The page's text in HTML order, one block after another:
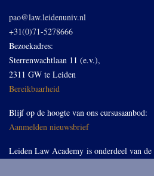
pao@law.leidenuniv.nl
+31(0)71-5278666
Bezoekadres:
Sterrenwachtlaan 11 (e.v.),
2311 GW te Leiden
Bereikbaarheid
Blijf op de hoogte van ons cursusaanbod:
Aanmelden nieuwsbrief
Leiden Law Academy is onderdeel van de